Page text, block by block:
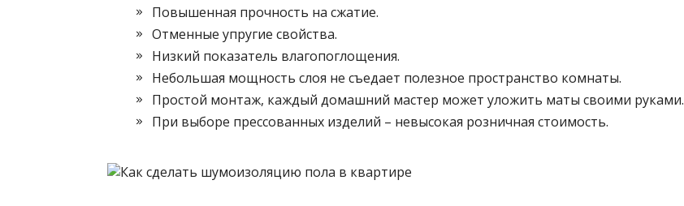
Повышенная прочность на сжатие.
Отменные упругие свойства.
Низкий показатель влагопоглощения.
Небольшая мощность слоя не съедает полезное пространство комнаты.
Простой монтаж, каждый домашний мастер может уложить маты своими руками.
При выборе прессованных изделий – невысокая розничная стоимость.